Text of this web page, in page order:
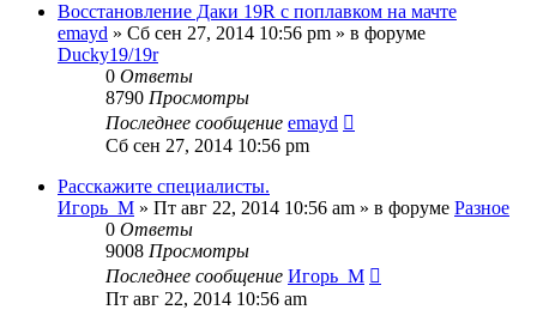
Восстановление Даки 19R с поплавком на мачте
emayd » Сб сен 27, 2014 10:56 pm » в форуме
Ducky19/19r
0 Ответы
8790 Просмотры
Последнее сообщение emayd
Сб сен 27, 2014 10:56 pm
Расскажите специалисты.
Игорь_М » Пт авг 22, 2014 10:56 am » в форуме Разное
0 Ответы
9008 Просмотры
Последнее сообщение Игорь_М
Пт авг 22, 2014 10:56 am